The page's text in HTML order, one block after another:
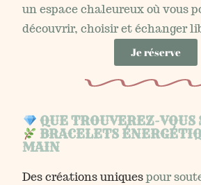
un espace chaleureux où vous
découvrir, choisir et échanger
Je réserve
QUE TROUVEREZ-VOUS
BRACELETS
MAIN
Des créations uniquespour